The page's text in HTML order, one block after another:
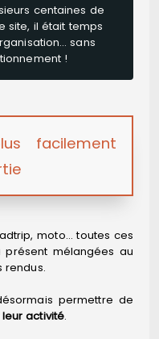
centaines de
site, il était temps
sans
!
facilement
moto… toutes ces
présent mélangées au
rendus.
permettre de
activité.